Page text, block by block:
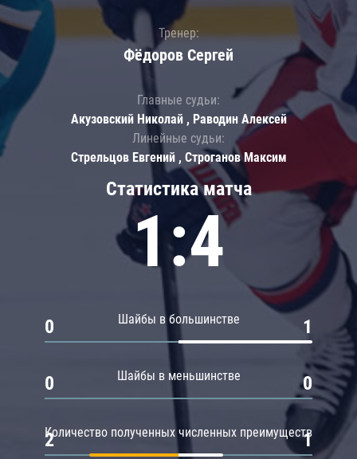
Статистика матча
1:4
Шайбы в большинстве
0 1
Шайбы в меньшинстве
0 0
Количество полученных численных преимуществ
2 1
Тренер:
Фёдоров Сергей
Главные судьи:
Акузовский Николай , Раводин Алексей
Линейные судьи:
Стрельцов Евгений , Строганов Максим